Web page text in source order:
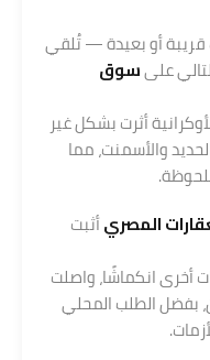
أو بعيدة — تُلقي
علىسوق
أثرت بشكل غير
والأسمنت، مما
المصريأثبت
انكماشًا، واصلت
بفضل الطلب المحلي